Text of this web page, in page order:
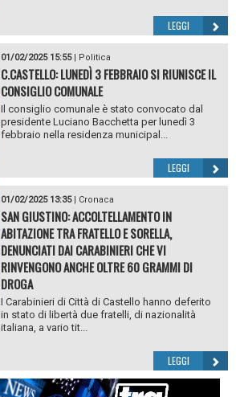
LEGGI
01/02/2025 15:55| Politica
C.CASTELLO: LUNEDÌ 3 FEBBRAIO SI RIUNISCE IL
CONSIGLIO COMUNALE
Il consiglio comunale è stato convocato dal
presidente Luciano Bacchetta per lunedì 3
febbraio nella residenza municipal...
LEGGI
01/02/2025 13:35| Cronaca
SAN GIUSTINO: ACCOLTELLAMENTO IN
ABITAZIONE TRA FRATELLO E SORELLA,
DENUNCIATI DAI CARABINIERI CHE VI
RINVENGONO ANCHE OLTRE 60 GRAMMI DI
DROGA
I Carabinieri di Città di Castello hanno deferito
in stato di libertà due fratelli, di nazionalità
italiana, a vario tit...
LEGGI